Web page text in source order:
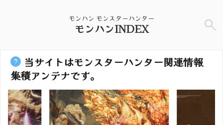
モンハン モンスターハンター
モンハンINDEX
当サイトはモンスターハンター関連情報
集積アンテナです。